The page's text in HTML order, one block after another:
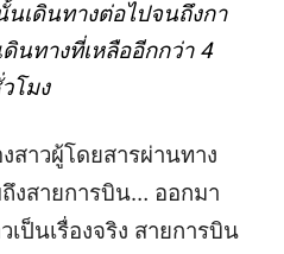
นเดินทางต่อไปจนถึงกา
ดินทางที่เหลืออีกกว่า 4
โมง
สาวผู้โดยสารผ่านทาง
ถึงสายการบิน… ออกมา
ป็นเรื่องจริง สายการบิน